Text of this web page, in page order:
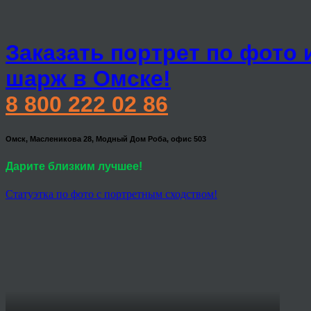
Заказать портрет по фото
шарж в Омске!
8 800 222 02 86
Омск, Масленикова 28, Модный Дом Роба, офис 503
Дарите близким лучшее!
Статуэтка по фото с портретным сходством!